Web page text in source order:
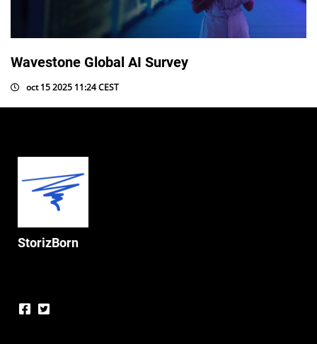
Wavestone Global AI Survey
oct 15 2025 11:24 CEST
StorizBorn